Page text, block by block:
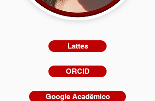
Lattes
ORCID
Google Acadêmico